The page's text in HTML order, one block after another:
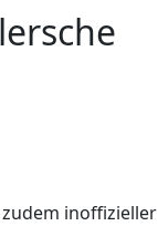
inoffizieller